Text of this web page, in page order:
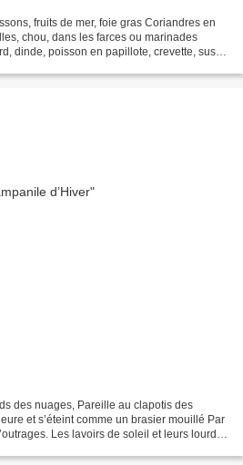
fruits de mer, foie gras Coriandres en
chou, dans les farces ou marinades
dinde, poisson en papillote, crevette, sushi
des nuages, Pareille au clapotis des
et s’éteint comme un brasier mouillé Par
Les lavoirs de soleil et leurs lourds